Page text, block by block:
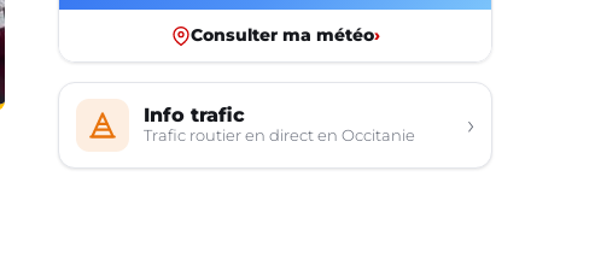
Consulter ma météo›
Info trafic
Trafic routier en direct en Occitanie ›